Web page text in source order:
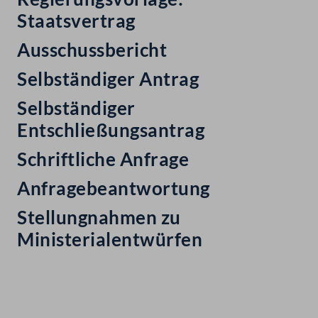
Staatsvertrag
Ausschussbericht
Selbständiger Antrag
Selbständiger
Entschließungsantrag
Schriftliche Anfrage
Anfragebeantwortung
Stellungnahmen zu
Ministerialentwürfen